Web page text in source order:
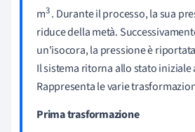
m3. Durante il processo, la sua
riduce della metà.
un'isocora, la pressione è
Il sistema ritorna allo stato
Rappresenta le varie
Prima trasformazione